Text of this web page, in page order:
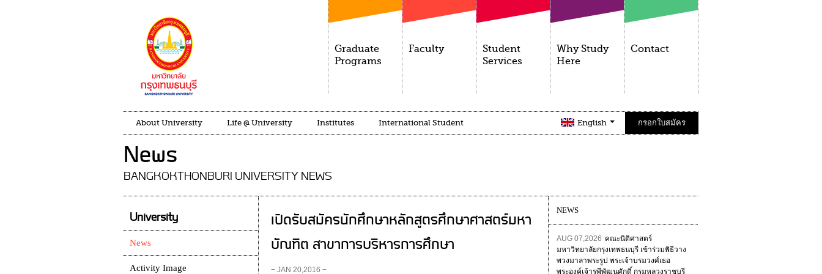
Graduate
Programs
Faculty
Student
Services
Why Study
Here
Contact
About University Life @ University Institutes International Student English กรอกใบสมัคร
News
BANGKOKTHONBURI UNIVERSITY NEWS
เปิดรับสมัครนักศึกษาหลักสูตรศึกษาศาสตร์มหา
บัณฑิต สาขาการบริหารการศึกษา
− JAN 20,2016 −
NEWS
AUG 07,2026 คณะนิติศาสตร์
มหาวิทยาลัยกรุงเทพธนบุรี เข้าร่วมพิธีวาง
พวงมาลาพระรูป พระเจ้าบรมวงศ์เธอ
พระองค์เจ้ารพีพัฒนศักดิ์ กรมหลวงราชบุรี
University
News
Activity Image